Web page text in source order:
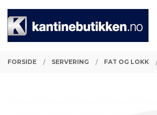
innholdet
PRODUKTER
Lukk
FORSIDE SERVERING FAT OG LOKK